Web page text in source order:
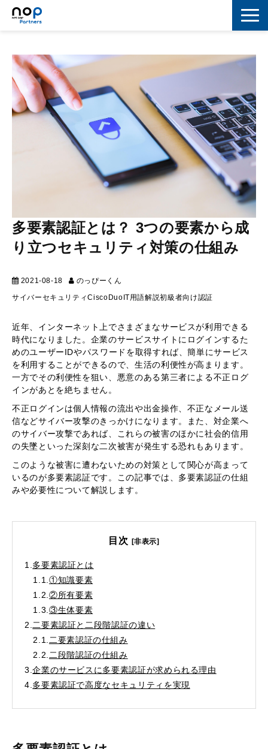
セキュリティ
IoT
コラボレーション
スキルアップ
多要素認証とは？ 3つの要素から成
り立つセキュリティ対策の仕組み
2021-08-18 のっぴーくん
サイバーセキュリティCisco Duo IT用語解説初級者向け認証
近年、インターネット上でさまざまなサービスが利用できる
時代になりました。企業のサービスサイトにログインするた
めのユーザーIDやパスワードを取得すれば、簡単にサービス
を利用することができるので、生活の利便性が高まります。
一方でその利便性を狙い、悪意のある第三者による不正ログ
インがあとを絶ちません。
不正ログインは個人情報の流出や出金操作、不正なメール送
信などサイバー攻撃のきっかけになります。また、対企業へ
のサイバー攻撃であれば、これらの被害のほかに社会的信用
の失墜といった深刻な二次被害が発生する恐れもあります。
このような被害に遭わないための対策として関心が高まって
いるのが多要素認証です。この記事では、多要素認証の仕組
みや必要性について解説します。
目次 [非表示]
1.多要素認証とは
1.1.①知識要素
1.2.②所有要素
1.3.③生体要素
2.二要素認証と二段階認証の違い
2.1.二要素認証の仕組み
2.2.二段階認証の仕組み
3.企業のサービスに多要素認証が求められる理由
4.多要素認証で高度なセキュリティを実現